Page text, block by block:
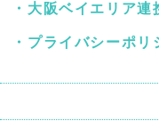
・ 大阪ベイエリア連
・ プライバシーポリ